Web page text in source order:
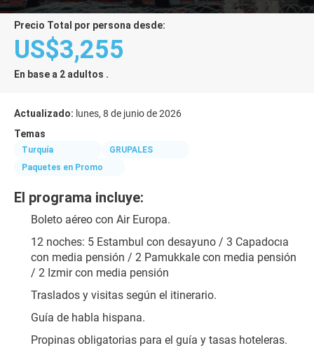
Precio Total por persona desde:
US$3,255
En base a 2 adultos .
Actualizado: lunes, 8 de junio de 2026
Temas
Turquía
GRUPALES
Paquetes en Promo
El programa incluye:
Boleto aéreo con Air Europa.
12 noches: 5 Estambul con desayuno / 3 Capadocıa
con media pensión / 2 Pamukkale con media pensión
/ 2 Izmir con media pensión
Traslados y visitas según el itinerario.
Guía de habla hispana.
Propinas obligatorias para el guía y tasas hoteleras.